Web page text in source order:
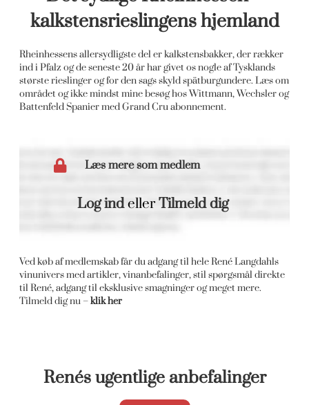
kalkstensrieslingens hjemland
Rheinhessens allersydligste del er kalkstensbakker, der rækker
ind i Pfalz og de seneste 20 år har givet os nogle af Tysklands
største rieslinger og for den sags skyld spätburgundere. Læs om
området og ikke mindst mine besøg hos Wittmann, Wechsler og
Battenfeld Spanier med Grand Cru abonnement.
Læs mere som medlem
Log indellerTilmeld dig
Ved køb af medlemskab får du adgang til hele René Langdahls
vinunivers med artikler, vinanbefalinger, stil spørgsmål direkte
til René, adgang til eksklusive smagninger og meget mere.
Tilmeld dig nu –klik her
Renés ugentlige anbefalinger